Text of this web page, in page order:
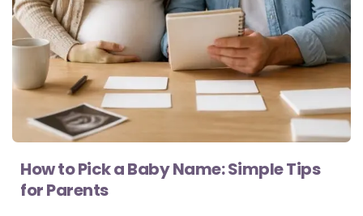
How to Pick a Baby Name: Simple Tips
for Parents